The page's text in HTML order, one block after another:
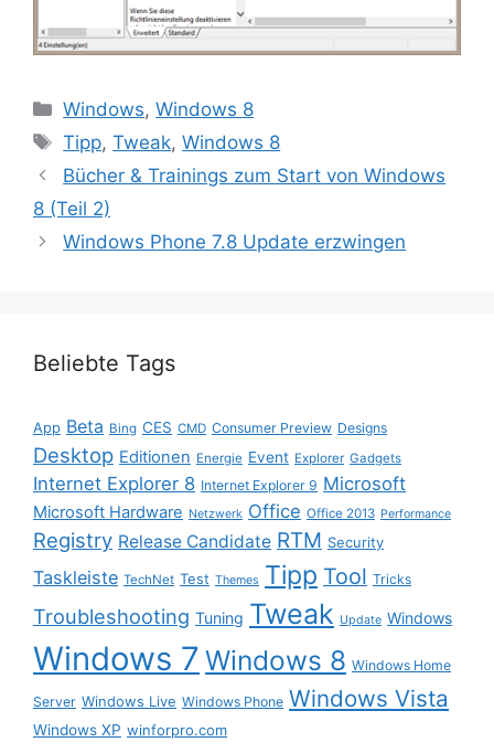
Kategorien
Windows,Windows 8
Schlagwörter
Tipp,Tweak,Windows 8
Bücher & Trainings zum Start von Windows
8 (Teil 2)
Windows Phone 7.8 Update erzwingen
Beliebte Tags
App Beta Bing CES CMD Consumer Preview Designs
Desktop Editionen Energie Event Explorer Gadgets
Internet Explorer 8 Internet Explorer 9 Microsoft
Microsoft Hardware Netzwerk Office Office 2013 Performance
Registry Release Candidate RTM Security
Taskleiste TechNet Test Themes Tipp Tool Tricks
Troubleshooting Tuning Tweak Update Windows
Windows 7 Windows 8 Windows Home
Server Windows Live Windows Phone Windows Vista
Windows XP winforpro.com